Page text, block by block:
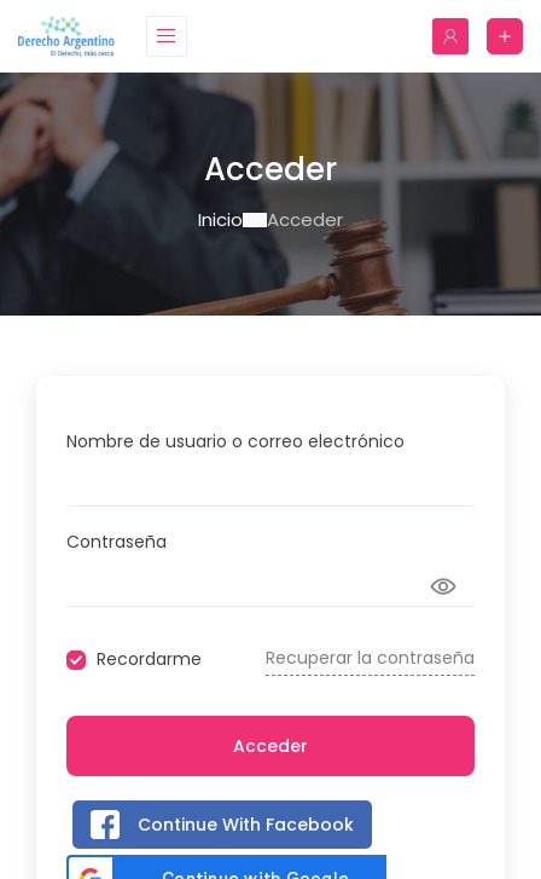
Acceder
Inicio Acceder
Nombre de usuario o correo electrónico
Contraseña
Recordarme Recuperar la contraseña
Acceder
Continue With Facebook